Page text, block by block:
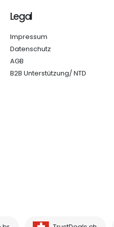
Legal
Impressum
Datenschutz
AGB
B2B Unterstützung/ NTD